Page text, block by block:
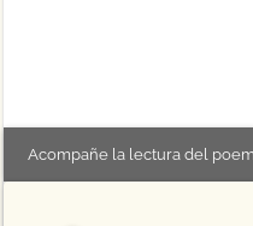
Acompañe la lectura del